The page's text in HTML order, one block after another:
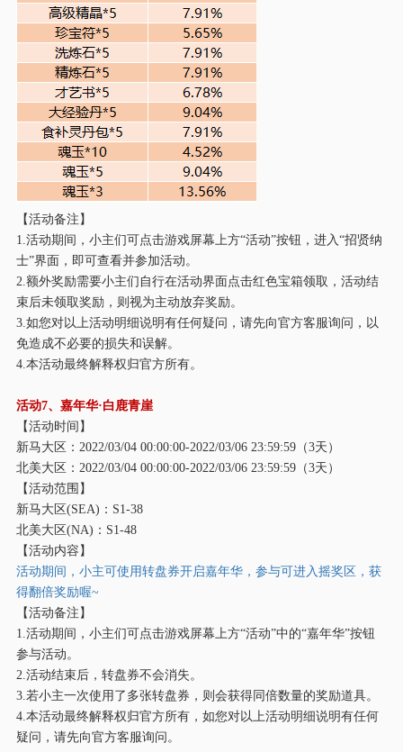
【活动备注】
1.活动期间，小主们可点击游戏屏幕上方“活动”按钮，进入“招贤纳
士”界面，即可查看并参加活动。
2.额外奖励需要小主们自行在活动界面点击红色宝箱领取，活动结
束后未领取奖励，则视为主动放弃奖励。
3.如您对以上活动明细说明有任何疑问，请先向官方客服询问，以
免造成不必要的损失和误解。
4.本活动最终解释权归官方所有。
活动7、嘉年华·白鹿青崖
【活动时间】
新马大区： 2022/03/04 00:00:00-2022/03/06 23:59:59（3天）
北美大区： 2022/03/04 00:00:00-2022/03/06 23:59:59（3天）
【活动范围】
新马大区(SEA)：S1-38
北美大区(NA)：S1-48
【活动内容】
活动期间，小主可使用转盘券开启嘉年华，参与可进入摇奖区，获
得翻倍奖励喔~
【活动备注】
1.活动期间，小主们可点击游戏屏幕上方“活动”中的“嘉年华”按钮
参与活动。
2.活动结束后，转盘券不会消失。
3.若小主一次使用了多张转盘券，则会获得同倍数量的奖励道具。
4.本活动最终解释权归官方所有，如您对以上活动明细说明有任何
疑问，请先向官方客服询问。